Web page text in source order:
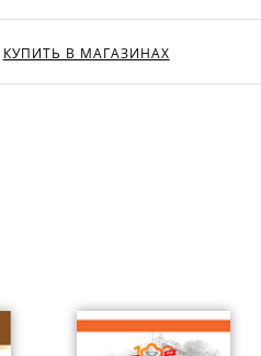
КУПИТЬ В МАГАЗИНАХ